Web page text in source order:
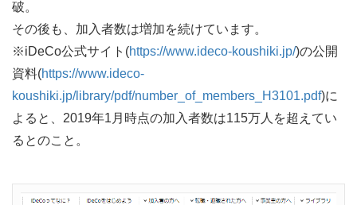
破。
その後も、加入者数は増加を続けています。
※iDeCo公式サイト(https://www.ideco-koushiki.jp/)の公開
資料(https://www.ideco-
koushiki.jp/library/pdf/number_of_members_H3101.pdf)に
よると、2019年1月時点の加入者数は115万人を超えてい
るとのこと。